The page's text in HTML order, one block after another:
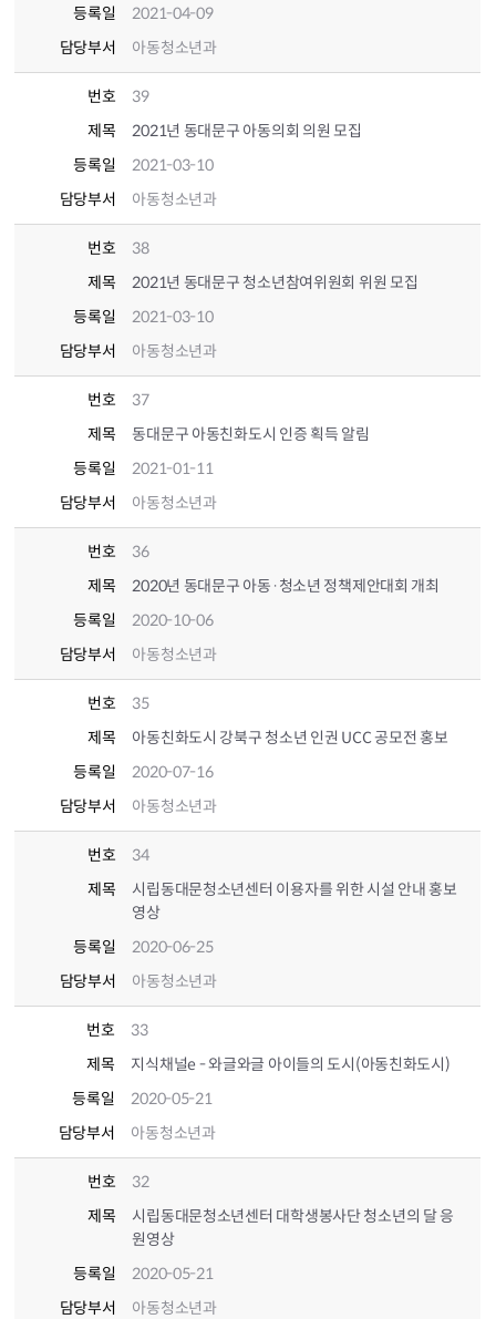
등록일
2021-04-09
담당부서
아동청소년과
번호
39
제목
2021년 동대문구 아동의회 의원 모집
등록일
2021-03-10
담당부서
아동청소년과
번호
38
제목
2021년 동대문구 청소년참여위원회 위원 모집
등록일
2021-03-10
담당부서
아동청소년과
번호
37
제목
동대문구 아동친화도시 인증 획득 알림
등록일
2021-01-11
담당부서
아동청소년과
번호
36
제목
2020년 동대문구 아동·청소년 정책제안대회 개최
등록일
2020-10-06
담당부서
아동청소년과
번호
35
제목
아동친화도시 강북구 청소년 인권 UCC 공모전 홍보
등록일
2020-07-16
담당부서
아동청소년과
번호
34
제목
시립동대문청소년센터 이용자를 위한 시설 안내 홍보
영상
등록일
2020-06-25
담당부서
아동청소년과
번호
33
제목
지식채널e - 와글와글 아이들의 도시(아동친화도시)
등록일
2020-05-21
담당부서
아동청소년과
번호
32
제목
시립동대문청소년센터 대학생봉사단 청소년의 달 응
원영상
등록일
2020-05-21
담당부서
아동청소년과